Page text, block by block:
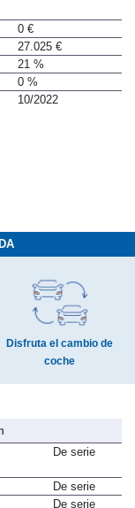
0 €
27.025 €
21 %
0 %
Disfruta el cambio de
De serie